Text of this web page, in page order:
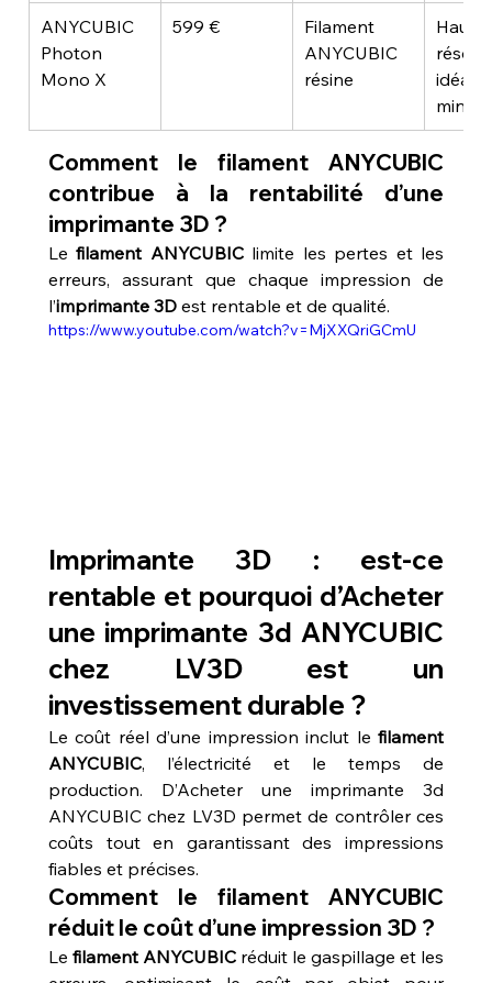
ANYCUBIC
Photon
Mono X
599 €
Filament
ANYCUBIC
résine
Haute
Comment le filament ANYCUBIC
contribue à la rentabilité d’une
imprimante 3D ?
Le filament ANYCUBIC limite les pertes et les
erreurs, assurant que chaque impression de
l’imprimante 3D est rentable et de qualité.
https://www.youtube.com/watch?v=MjXXQriGCmU
Imprimante 3D : est-ce
rentable et pourquoi d’Acheter
une imprimante 3d ANYCUBIC
chez LV3D est un
investissement durable ?
Le coût réel d’une impression inclut le filament
ANYCUBIC, l’électricité et le temps de
production. D’Acheter une imprimante 3d
ANYCUBIC chez LV3D permet de contrôler ces
coûts tout en garantissant des impressions
fiables et précises.
Comment le filament ANYCUBIC
réduit le coût d’une impression 3D ?
Le filament ANYCUBIC réduit le gaspillage et les